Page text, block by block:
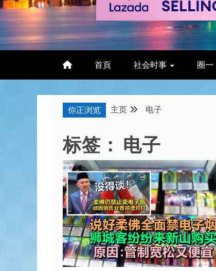
首頁 社会时事 圈一
你正浏览 主页 电子
标签： 电子